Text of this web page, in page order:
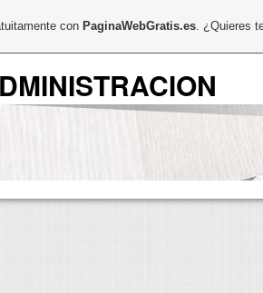
con PaginaWebGratis.es. ¿Quieres